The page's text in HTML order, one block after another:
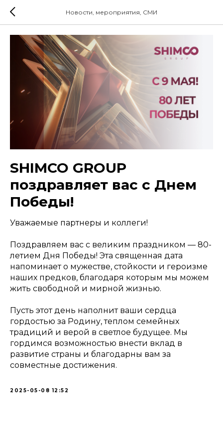
Новости, мероприятия, СМИ
SHIMCO GROUP
поздравляет вас с Днем
Победы!
Уважаемые партнеры и коллеги!
Поздравляем вас с великим праздником — 80-
летием Дня Победы! Эта священная дата
напоминает о мужестве, стойкости и героизме
наших предков, благодаря которым мы можем
жить свободной и мирной жизнью.
Пусть этот день наполнит ваши сердца
гордостью за Родину, теплом семейных
традиций и верой в светлое будущее. Мы
гордимся возможностью внести вклад в
развитие страны и благодарны вам за
совместные достижения.
2025-05-08 12:52